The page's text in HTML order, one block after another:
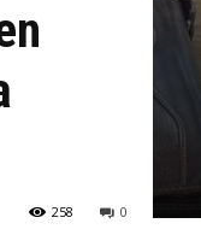
0
258